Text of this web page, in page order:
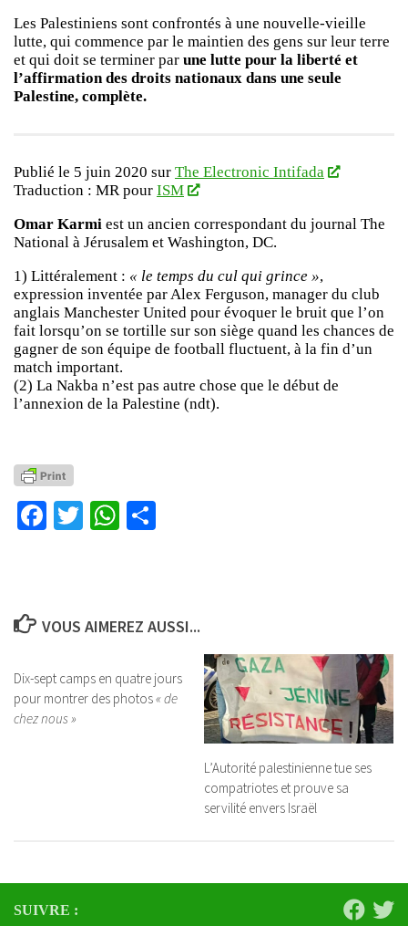
Les Palestiniens sont confrontés à une nouvelle-vieille
lutte, qui commence par le maintien des gens sur leur terre
et qui doit se terminer par une lutte pour la liberté et
l’affirmation des droits nationaux dans une seule
Palestine, complète.
Publié le 5 juin 2020 sur The Electronic Intifada
Traduction : MR pour ISM
Omar Karmi est un ancien correspondant du journal The
National à Jérusalem et Washington, DC.
1) Littéralement : « le temps du cul qui grince »,
expression inventée par Alex Ferguson, manager du club
anglais Manchester United pour évoquer le bruit que l’on
fait lorsqu’on se tortille sur son siège quand les chances de
gagner de son équipe de football fluctuent, à la fin d’un
match important.
(2) La Nakba n’est pas autre chose que le début de
l’annexion de la Palestine (ndt).
Facebook
TwitterWhatsApp
VOUS AIMEREZ AUSSI...
Dix-sept camps en quatre jours
pour montrer des photos« de
chez nous »
L’Autorité palestinienne tue ses
compatriotes et prouve sa
servilité envers Israël
SUIVRE :